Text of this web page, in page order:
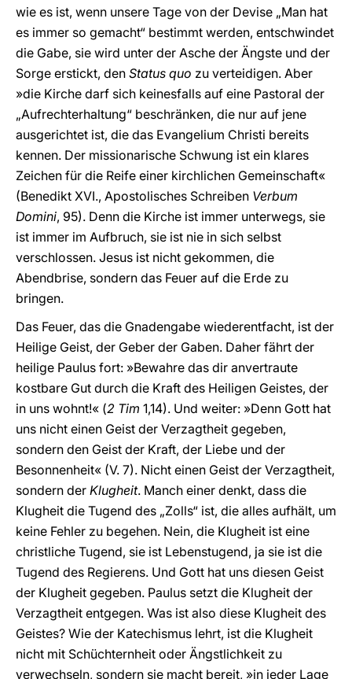
wie es ist, wenn unsere Tage von der Devise „Man hat
es immer so gemacht“ bestimmt werden, entschwindet
die Gabe, sie wird unter der Asche der Ängste und der
Sorge erstickt, den Status quo zu verteidigen. Aber
»die Kirche darf sich keinesfalls auf eine Pastoral der
„Aufrechterhaltung“ beschränken, die nur auf jene
ausgerichtet ist, die das Evangelium Christi bereits
kennen. Der missionarische Schwung ist ein klares
Zeichen für die Reife einer kirchlichen Gemeinschaft«
(Benedikt XVI., Apostolisches Schreiben Verbum
Domini, 95). Denn die Kirche ist immer unterwegs, sie
ist immer im Aufbruch, sie ist nie in sich selbst
verschlossen. Jesus ist nicht gekommen, die
Abendbrise, sondern das Feuer auf die Erde zu
bringen.
Das Feuer, das die Gnadengabe wiederentfacht, ist der
Heilige Geist, der Geber der Gaben. Daher fährt der
heilige Paulus fort: »Bewahre das dir anvertraute
kostbare Gut durch die Kraft des Heiligen Geistes, der
in uns wohnt!« (2 Tim 1,14). Und weiter: »Denn Gott hat
uns nicht einen Geist der Verzagtheit gegeben,
sondern den Geist der Kraft, der Liebe und der
Besonnenheit« (V. 7). Nicht einen Geist der Verzagtheit,
sondern der Klugheit. Manch einer denkt, dass die
Klugheit die Tugend des „Zolls“ ist, die alles aufhält, um
keine Fehler zu begehen. Nein, die Klugheit ist eine
christliche Tugend, sie ist Lebenstugend, ja sie ist die
Tugend des Regierens. Und Gott hat uns diesen Geist
der Klugheit gegeben. Paulus setzt die Klugheit der
Verzagtheit entgegen. Was ist also diese Klugheit des
Geistes? Wie der Katechismus lehrt, ist die Klugheit
nicht mit Schüchternheit oder Ängstlichkeit zu
verwechseln, sondern sie macht bereit, »in jeder Lage